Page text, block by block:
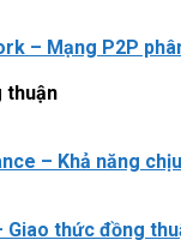
– Mạng P2P
thuận
– Khả năng
thức đồng